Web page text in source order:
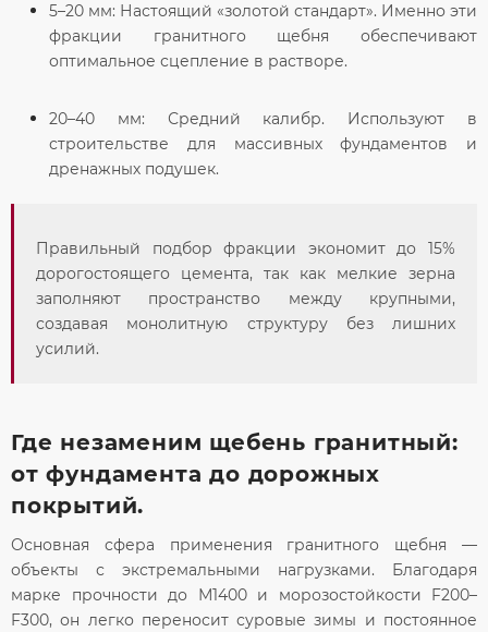
5–20 мм: Настоящий «золотой стандарт». Именно эти
фракции гранитного щебня обеспечивают
оптимальное сцепление в растворе.
20–40 мм: Средний калибр. Используют в
строительстве для массивных фундаментов и
дренажных подушек.
Правильный подбор фракции экономит до 15%
дорогостоящего цемента, так как мелкие зерна
заполняют пространство между крупными,
создавая монолитную структуру без лишних
усилий.
Где незаменим щебень гранитный:
от фундамента до дорожных
покрытий.
Основная сфера применения гранитного щебня —
объекты с экстремальными нагрузками. Благодаря
марке прочности до М1400 и морозостойкости F200–
F300, он легко переносит суровые зимы и постоянное